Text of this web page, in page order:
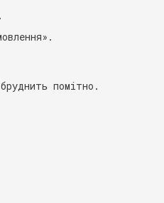
помітно.